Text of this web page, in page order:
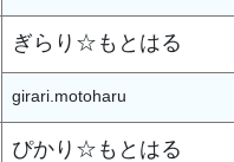
ぎらり☆もとはる
girari.motoharu
ぴかり☆もとはる